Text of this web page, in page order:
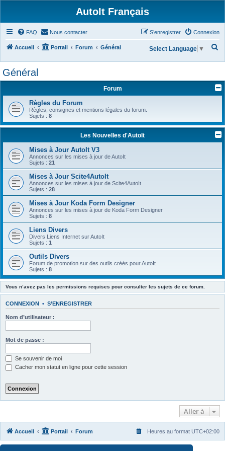
AutoIt Français
FAQ Nous contacter Connexion
S’enregistrer
Accueil Portail Forum Général
h
e
h
e
Select Language ▼
Général
Forum
Règles du Forum
Règles, consignes et mentions légales du forum.
Sujets : 8
Les Nouvelles d'AutoIt
Mises à Jour AutoIt V3
Annonces sur les mises à jour de AutoIt
Sujets : 21
Mises à Jour Scite4AutoIt
Annonces sur les mises à jour de Scite4AutoIt
Sujets : 28
Mises à Jour Koda Form Designer
Annonces sur les mises à jour de Koda Form Designer
Sujets : 8
Liens Divers
Divers Liens Internet sur AutoIt
Sujets : 1
Outils Divers
Forum de promotion sur des outils créés pour AutoIt
Sujets : 8
Vous n’avez pas les permissions requises pour consulter les sujets de ce forum.
CONNEXION • S’ENREGISTRER
Nom d’utilisateur :
Mot de passe :
Se souvenir de moi
Cacher mon statut en ligne pour cette session
Aller à
Accueil Portail Forum Heures au format UTC+02:00